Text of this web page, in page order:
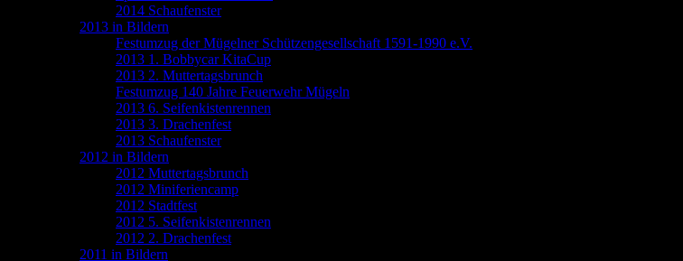
2014 Schaufenster
2013 in Bildern
Festumzug der Mügelner Schützengesellschaft 1591-1990 e.V.
2013 1. Bobbycar KitaCup
2013 2. Muttertagsbrunch
Festumzug 140 Jahre Feuerwehr Mügeln
2013 6. Seifenkistenrennen
2013 3. Drachenfest
2013 Schaufenster
2012 in Bildern
2012 Muttertagsbrunch
2012 Miniferiencamp
2012 Stadtfest
2012 5. Seifenkistenrennen
2012 2. Drachenfest
2011 in Bildern